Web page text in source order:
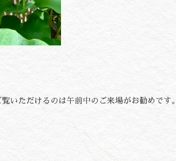
いただけるのは午前中のご来場がお勧めです。